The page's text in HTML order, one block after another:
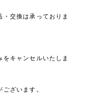
交換は承っておりま
キャンセルいたしま
ざいます。